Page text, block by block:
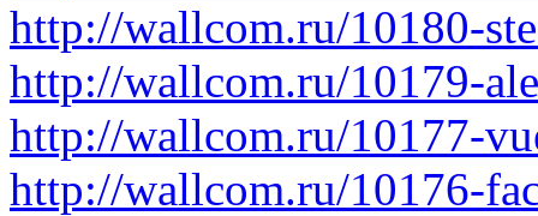
http://wallcom.ru/10180-
http://wallcom.ru/10179-
http://wallcom.ru/10177-
http://wallcom.ru/10176-